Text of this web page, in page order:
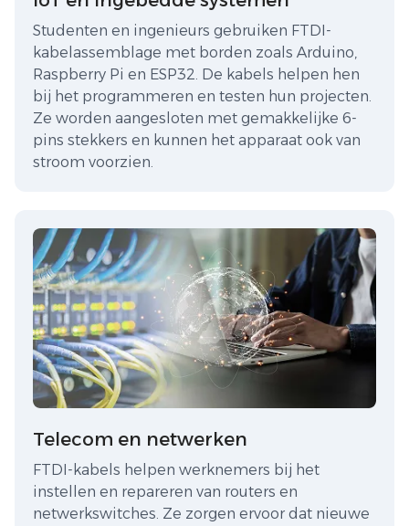
Studenten en ingenieurs gebruiken FTDI-
kabelassemblage met borden zoals Arduino,
Raspberry Pi en ESP32. De kabels helpen hen
bij het programmeren en testen hun projecten.
Ze worden aangesloten met gemakkelijke 6-
pins stekkers en kunnen het apparaat ook van
stroom voorzien.
Telecom en netwerken
FTDI-kabels helpen werknemers bij het
instellen en repareren van routers en
netwerkswitches. Ze zorgen ervoor dat nieuwe